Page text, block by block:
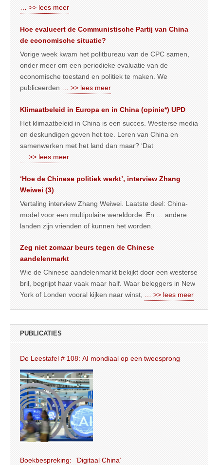
… >> lees meer
Hoe evalueert de Communistische Partij van China
de economische situatie?
Vorige week kwam het politbureau van de CPC samen,
onder meer om een periodieke evaluatie van de
economische toestand en politiek te maken. We
publiceerden
… >> lees meer
Klimaatbeleid in Europa en in China (opinie*) UPD
Het klimaatbeleid in China is een succes. Westerse media
en deskundigen geven het toe. Leren van China en
samenwerken met het land dan maar? ‘Dat
… >> lees meer
‘Hoe de Chinese politiek werkt’, interview Zhang
Weiwei (3)
Vertaling interview Zhang Weiwei. Laatste deel: China-
model voor een multipolaire wereldorde. En … andere
landen zijn vrienden of kunnen het worden.
Zeg niet zomaar beurs tegen de Chinese
aandelenmarkt
Wie de Chinese aandelenmarkt bekijkt door een westerse
bril, begrijpt haar vaak maar half. Waar beleggers in New
York of Londen vooral kijken naar winst,
… >> lees meer
PUBLICATIES
De Leestafel # 108: AI mondiaal op een tweesprong
Boekbespreking: ‘Digitaal China’